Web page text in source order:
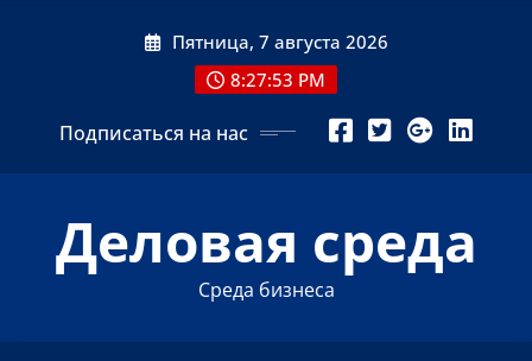
Пятница, 7 августа 2026
8:27:53 PM
Подписаться на нас
Деловая среда
Среда бизнеса